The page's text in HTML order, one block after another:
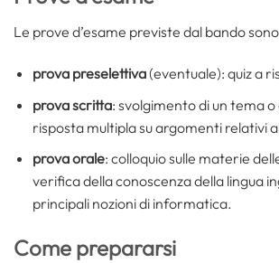
Le prove d’esame previste dal bando
prova preselettiva(eventuale): quiz a
prova scritta: svolgimento di un tema
risposta multipla su argomenti relativi
prova orale: colloquio sulle materie
verifica della conoscenza della lingua
principali nozioni di informatica.
Come prepararsi